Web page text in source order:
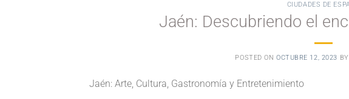
CIUDADES DE
Jaén: Descubriendo el
POSTED ONOCTUBRE 12, 2023
Jaén: Arte, Cultura, Gastronomía y Entretenimiento